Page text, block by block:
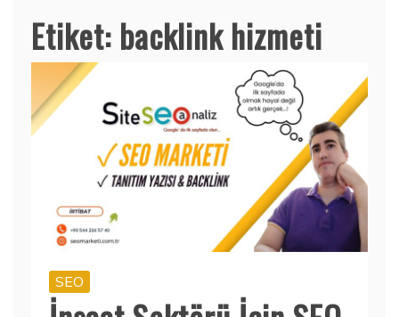
Etiket: backlink hizmeti
SEO